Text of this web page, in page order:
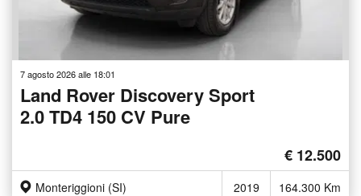
7 agosto 2026 alle 18:01
Land Rover Discovery Sport
2.0 TD4 150 CV Pure
€ 12.500
Monteriggioni (SI) 2019 164.300 Km